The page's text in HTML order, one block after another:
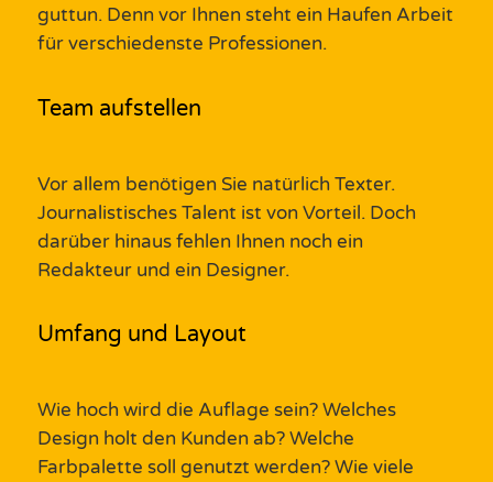
guttun. Denn vor Ihnen steht ein Haufen Arbeit
für verschiedenste Professionen.
Team aufstellen
Vor allem benötigen Sie natürlich Texter.
Journalistisches Talent ist von Vorteil. Doch
darüber hinaus fehlen Ihnen noch ein
Redakteur und ein Designer.
Umfang und Layout
Wie hoch wird die Auflage sein?Welches
Design holt den Kunden ab?Welche
Farbpalette soll genutzt werden? Wie viele